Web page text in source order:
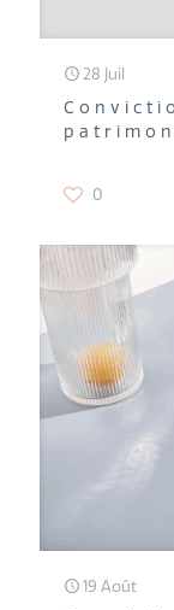
28 Juil
0
19 Août